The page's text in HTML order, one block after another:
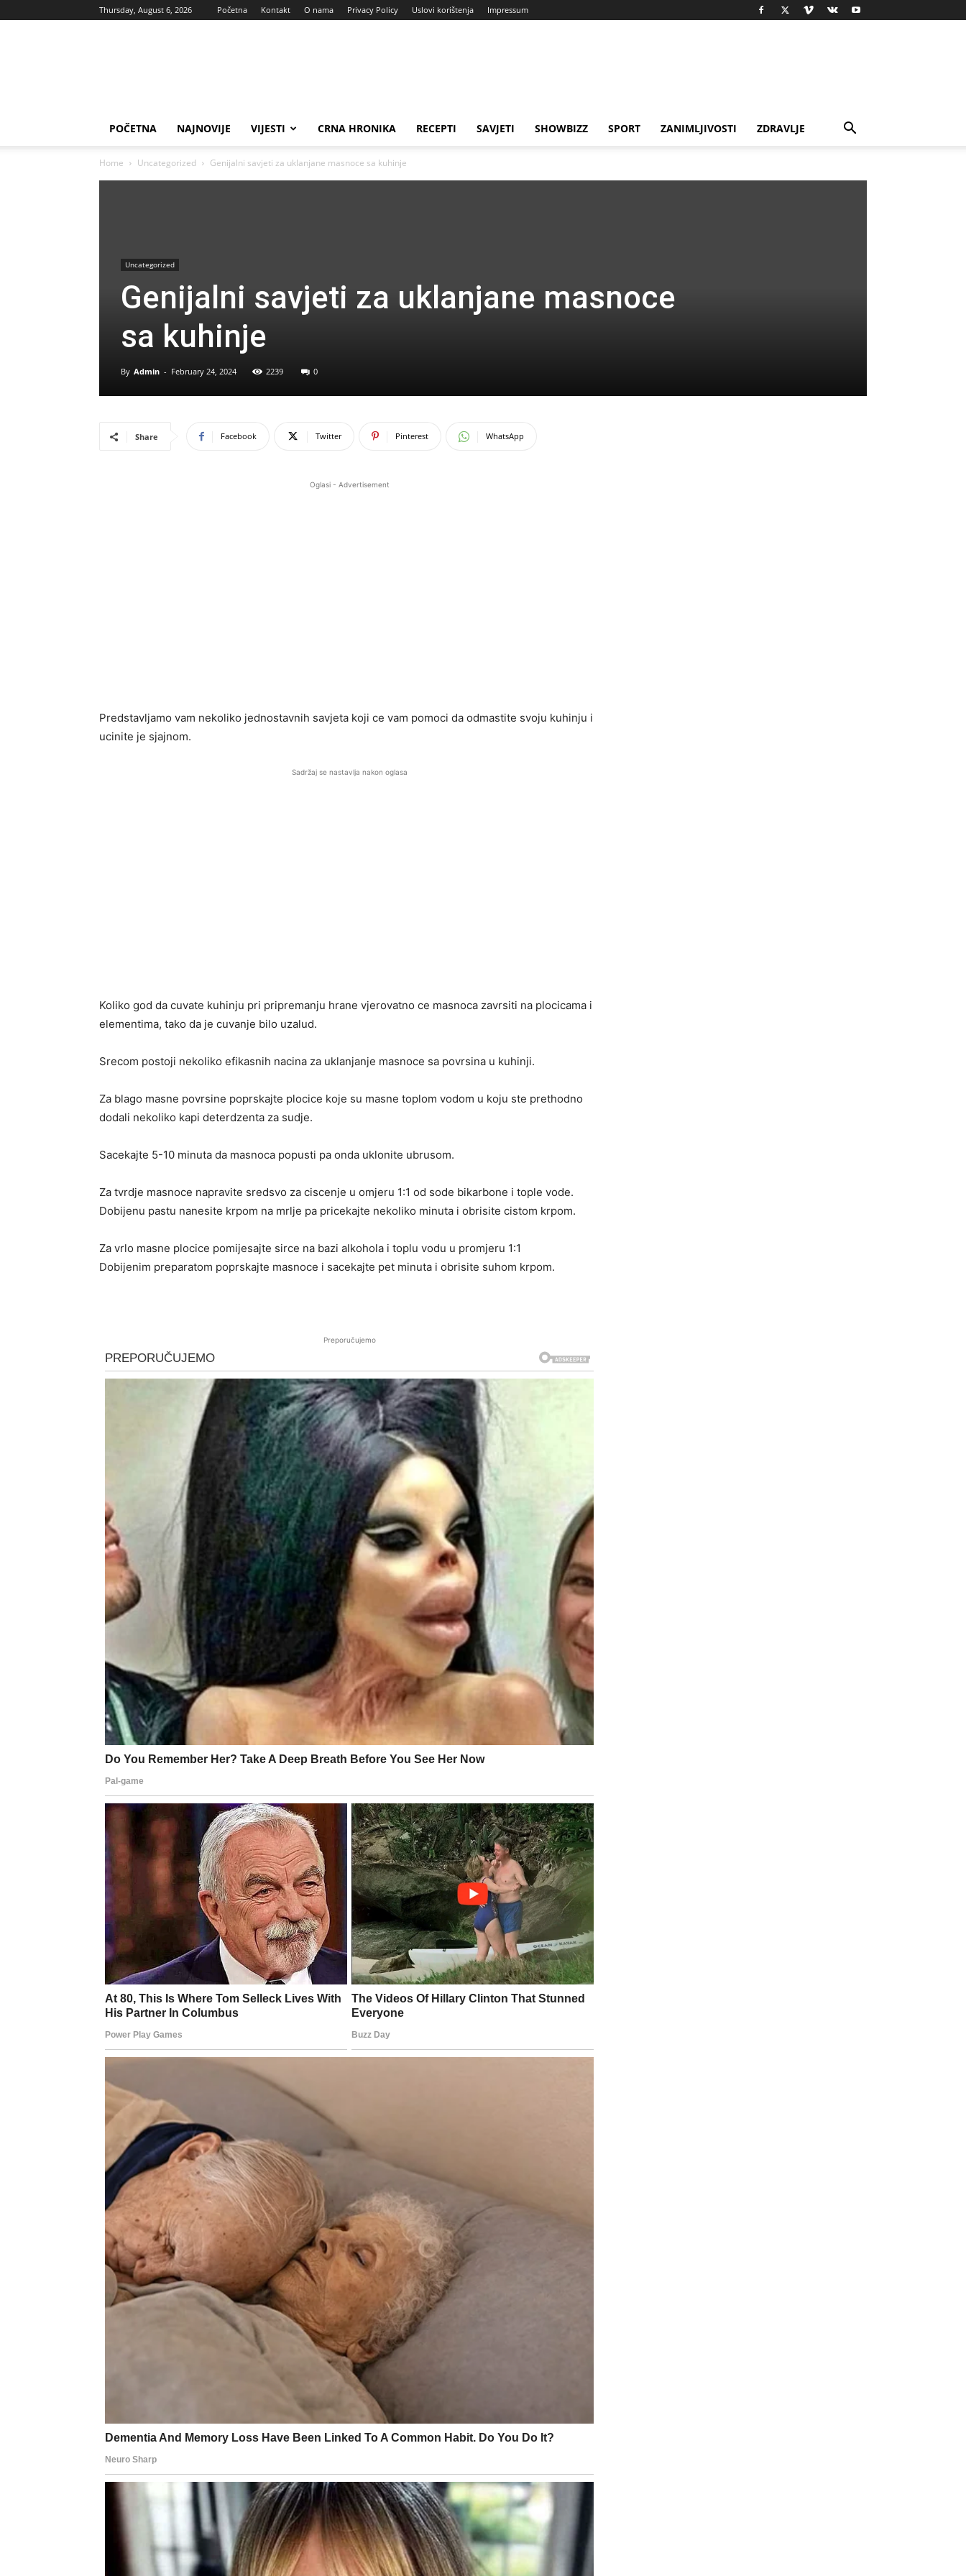
Thursday, August 6, 2026 Početna Kontakt O nama Privacy Policy Uslovi korištenja Impressum
POČETNA NAJNOVIJE VIJESTI CRNA HRONIKA RECEPTI SAVJETI SHOWBIZZ SPORT ZANIMLJIVOSTI ZDRAVLJE
Home Uncategorized Genijalni savjeti za uklanjane masnoce sa kuhinje
Uncategorized
Genijalni savjeti za uklanjane masnoce
sa kuhinje
By Admin - February 24, 2024 2239 0
Share Facebook Twitter Pinterest WhatsApp
Oglasi - Advertisement
Predstavljamo vam nekoliko jednostavnih savjeta koji ce vam pomoci da odmastite svoju kuhinju i
ucinite je sjajnom.
Sadržaj se nastavlja nakon oglasa
Koliko god da cuvate kuhinju pri pripremanju hrane vjerovatno ce masnoca zavrsiti na plocicama i
elementima, tako da je cuvanje bilo uzalud.
Srecom postoji nekoliko efikasnih nacina za uklanjanje masnoce sa povrsina u kuhinji.
Za blago masne povrsine poprskajte plocice koje su masne toplom vodom u koju ste prethodno
dodali nekoliko kapi deterdzenta za sudje.
Sacekajte 5-10 minuta da masnoca popusti pa onda uklonite ubrusom.
Za tvrdje masnoce napravite sredsvo za ciscenje u omjeru 1:1 od sode bikarbone i tople vode.
Dobijenu pastu nanesite krpom na mrlje pa pricekajte nekoliko minuta i obrisite cistom krpom.
Za vrlo masne plocice pomijesajte sirce na bazi alkohola i toplu vodu u promjeru 1:1
Dobijenim preparatom poprskajte masnoce i sacekajte pet minuta i obrisite suhom krpom.
Preporučujemo